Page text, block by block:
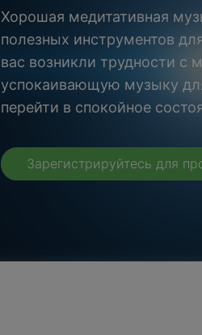
Хорошая медитативная
полезных инструментов
вас возникли трудности с
успокаивающую музыку
перейти в спокойное
Зарегистрируйтесь для